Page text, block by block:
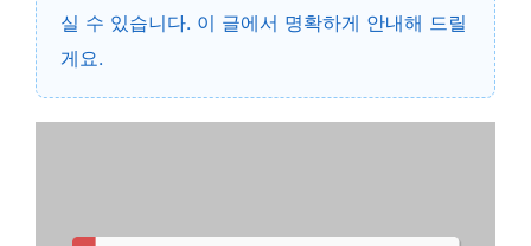
실 수 있습니다. 이 글에서 명확하게 안내해 드릴
게요.